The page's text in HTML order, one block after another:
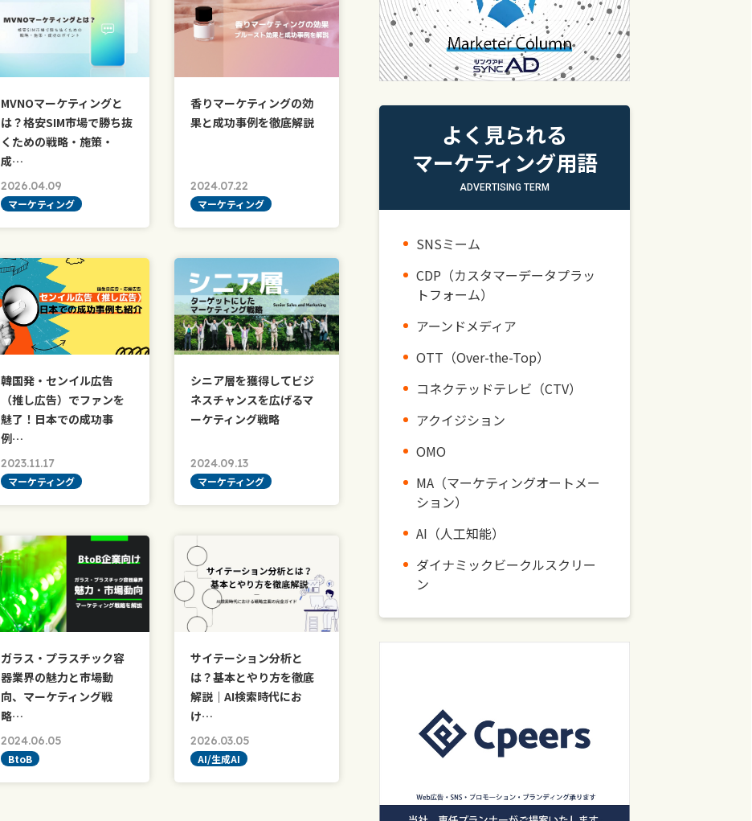
MVNOマーケティングと
は？格安SIM市場で勝ち抜
くための戦略・施策・
成…
2026.04.09
マーケティング
香りマーケティングの効
果と成功事例を徹底解説
2024.07.22
マーケティング
韓国発・センイル広告
（推し広告）でファンを
魅了！日本での成功事
例…
2023.11.17
マーケティング
シニア層を獲得してビジ
ネスチャンスを広げるマ
ーケティング戦略
2024.09.13
マーケティング
ガラス・プラスチック容
器業界の魅力と市場動
向、マーケティング戦
略…
2024.06.05
BtoB
サイテーション分析と
は？基本とやり方を徹底
解説｜AI検索時代にお
け…
2026.03.05
AI/生成AI
よく見られる
マーケティング用語
ADVERTISING TERM
SNSミーム
CDP（カスタマーデータプラッ
トフォーム）
アーンドメディア
OTT（Over-the-Top）
コネクテッドテレビ（CTV）
アクイジション
OMO
MA（マーケティングオートメー
ション）
AI（人工知能）
ダイナミックビークルスクリー
ン